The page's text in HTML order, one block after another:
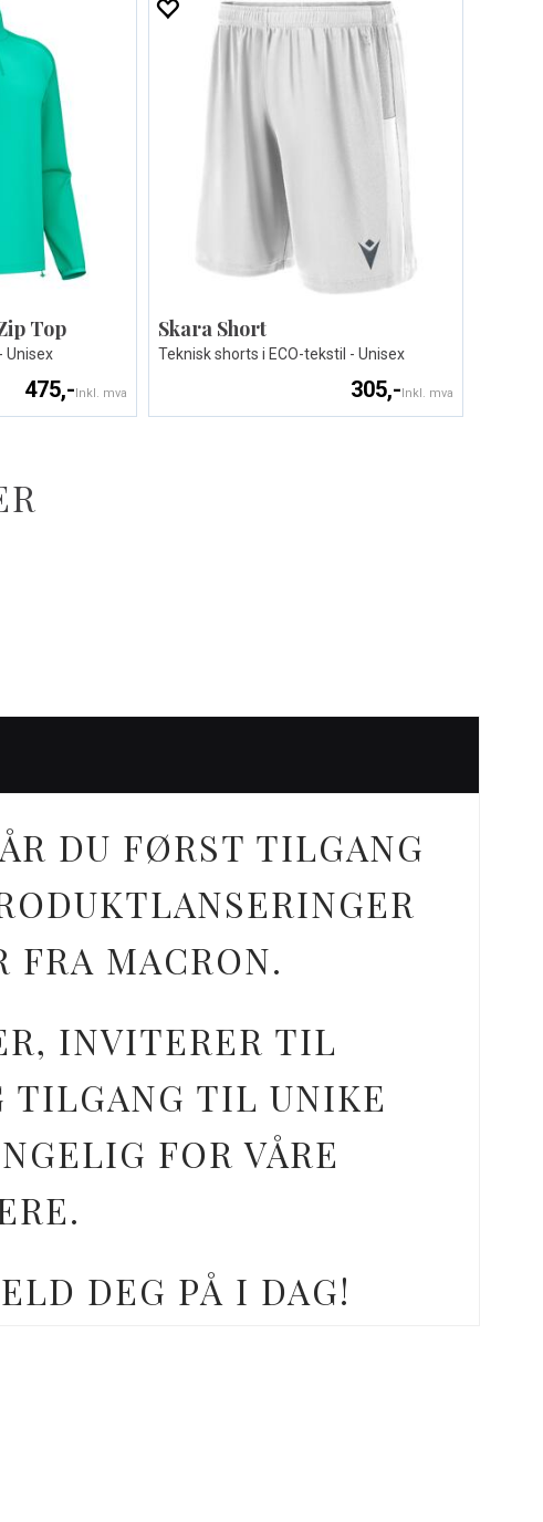
Top
Unisex
475,-Inkl. mva
Skara Short
Teknisk shorts i ECO-tekstil - Unisex
305,-Inkl. mva
DU FØRST TILGANG
FRA MACRON.
INVITERER TIL
TILGANG TIL UNIKE
FOR VÅRE
DEG PÅ I DAG!